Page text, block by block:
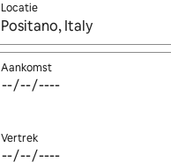
Locatie
Wanneer er suggesties
Aankomst
Vertrek